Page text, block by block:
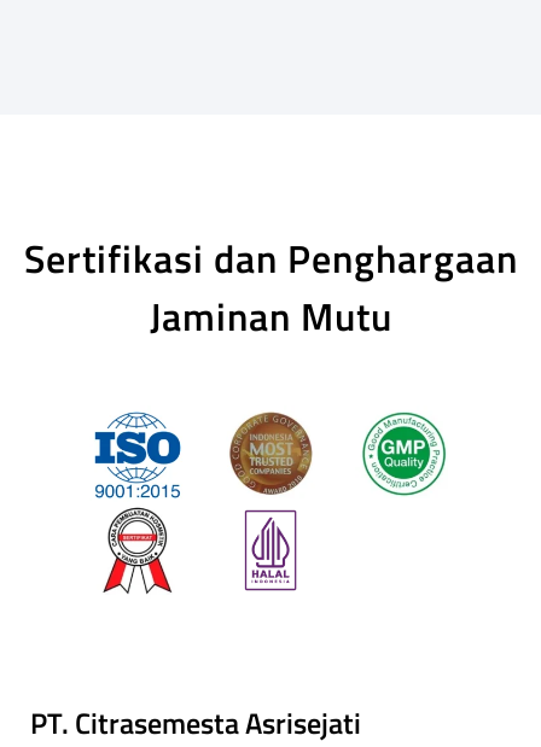
Sertifikasi dan Penghargaan
Jaminan Mutu
PT. Citrasemesta Asrisejati